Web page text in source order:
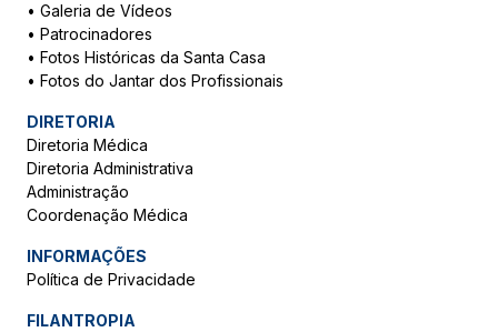
• Galeria de Vídeos
• Patrocinadores
• Fotos Históricas da Santa Casa
• Fotos do Jantar dos Profissionais
DIRETORIA
Diretoria Médica
Diretoria Administrativa
Administração
Coordenação Médica
INFORMAÇÕES
Política de Privacidade
FILANTROPIA